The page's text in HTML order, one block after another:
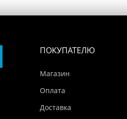
ПОКУПАТЕЛЮ
Магазин
Оплата
Доставка